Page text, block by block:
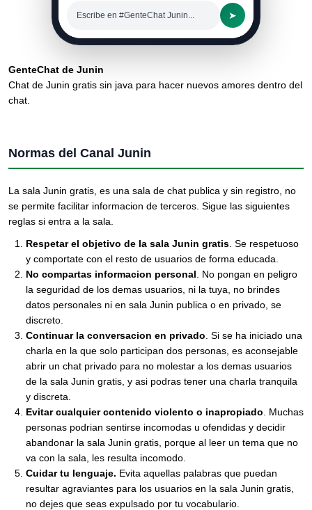
Escribe en #GenteChat Junin... ➤
GenteChat de Junin
Chat de Junin gratis sin java para hacer nuevos amores dentro del
chat.
Normas del Canal Junin
La sala Junin gratis, es una sala de chat publica y sin registro, no
se permite facilitar informacion de terceros. Sigue las siguientes
reglas si entra a la sala.
Respetar el objetivo de la sala Junin gratis . Se respetuoso
y comportate con el resto de usuarios de forma educada.
No compartas informacion personal . No pongan en peligro
la seguridad de los demas usuarios, ni la tuya, no brindes
datos personales ni en sala Junin publica o en privado, se
discreto.
Continuar la conversacion en privado . Si se ha iniciado una
charla en la que solo participan dos personas, es aconsejable
abrir un chat privado para no molestar a los demas usuarios
de la sala Junin gratis, y asi podras tener una charla tranquila
y discreta.
Evitar cualquier contenido violento o inapropiado . Muchas
personas podrian sentirse incomodas u ofendidas y decidir
abandonar la sala Junin gratis, porque al leer un tema que no
va con la sala, les resulta incomodo.
Cuidar tu lenguaje. Evita aquellas palabras que puedan
resultar agraviantes para los usuarios en la sala Junin gratis,
no dejes que seas expulsado por tu vocabulario.